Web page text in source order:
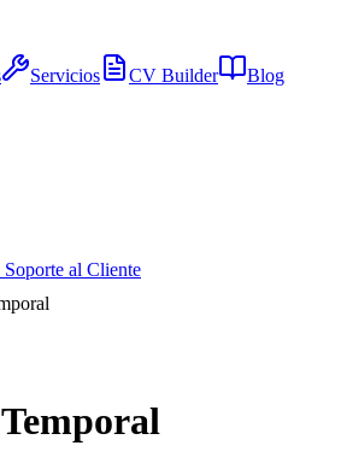
Servicios CV Builder Blog
Soporte al Cliente